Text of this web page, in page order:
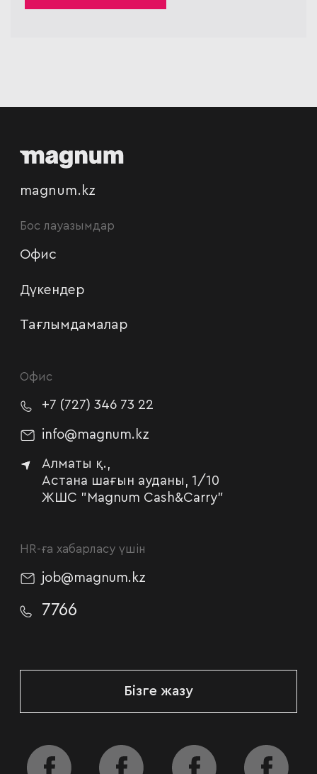
Бос лауазымдар
Офис
Дүкендер
Тағлымдамалар
magnum.kz
Офис
+7 (727) 346 73 22
info@magnum.kz
Алматы қ.,
Астана шағын ауданы, 1/10
ЖШС "Magnum Cash&Carry"
HR-ға хабарласу үшін
job@magnum.kz
7766
Бізге жазу